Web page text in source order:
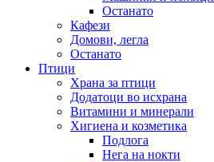
Останато
Кафези
Домови, легла
Останато
Птици
Храна за птици
Додатоци во исхрана
Витамини и минерали
Хигиена и козметика
Подлога
Нега на нокти